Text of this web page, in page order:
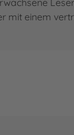
mit einem